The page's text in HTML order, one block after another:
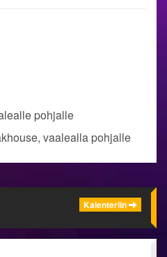
pohjalle
vaalealla pohjalle
Kalenteriin